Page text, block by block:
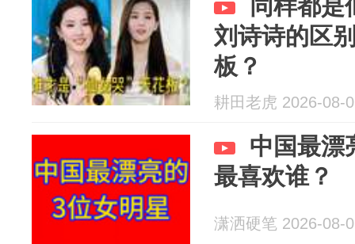
同样都是
刘诗诗的区
板？
耕田老虎 2026-08-
中国最漂
最喜欢谁？
潇洒硬笔 2026-08-